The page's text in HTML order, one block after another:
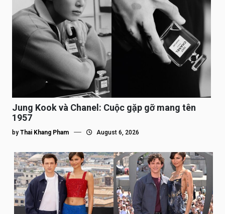
Jung Kook và Chanel: Cuộc gặp gỡ mang tên
1957
by Thai Khang Pham August 6, 2026